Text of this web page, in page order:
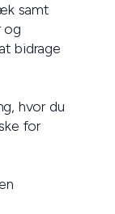
samt
og
bidrage
hvor du
for